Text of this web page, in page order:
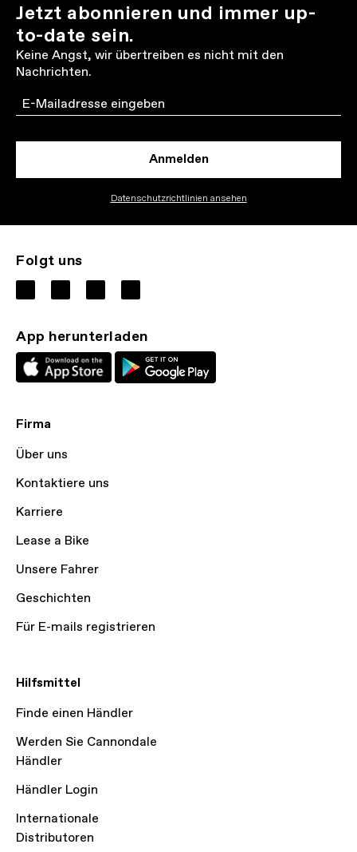
Jetzt abonnieren und immer up-
to-date sein.
Keine Angst, wir übertreiben es nicht mit den
Nachrichten.
Email
Anmelden
Datenschutzrichtlinien ansehen
Folgt uns
App herunterladen
Firma
Über uns
Kontaktiere uns
Karriere
Lease a Bike
Unsere Fahrer
Geschichten
Für E-mails registrieren
Hilfsmittel
Finde einen Händler
Werden Sie Cannondale
Händler
Händler Login
Internationale
Distributoren